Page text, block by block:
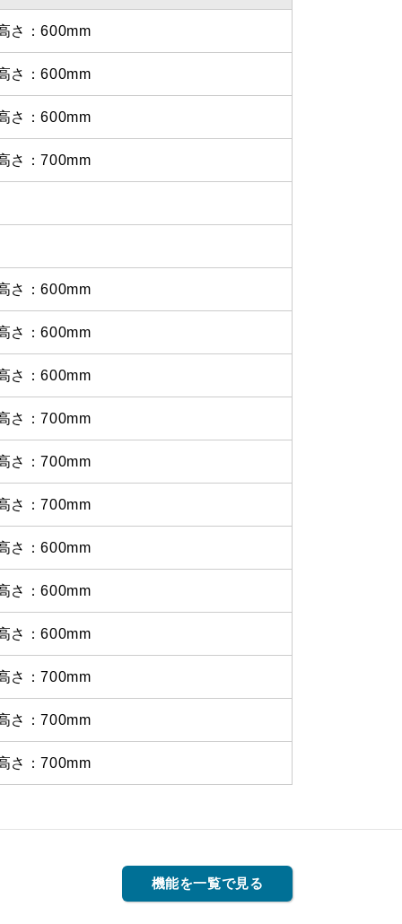
さ：600mm
さ：600mm
さ：600mm
さ：700mm
さ：600mm
さ：600mm
さ：600mm
さ：700mm
さ：700mm
さ：700mm
さ：600mm
さ：600mm
さ：600mm
さ：700mm
さ：700mm
さ：700mm
機能を一覧で見る